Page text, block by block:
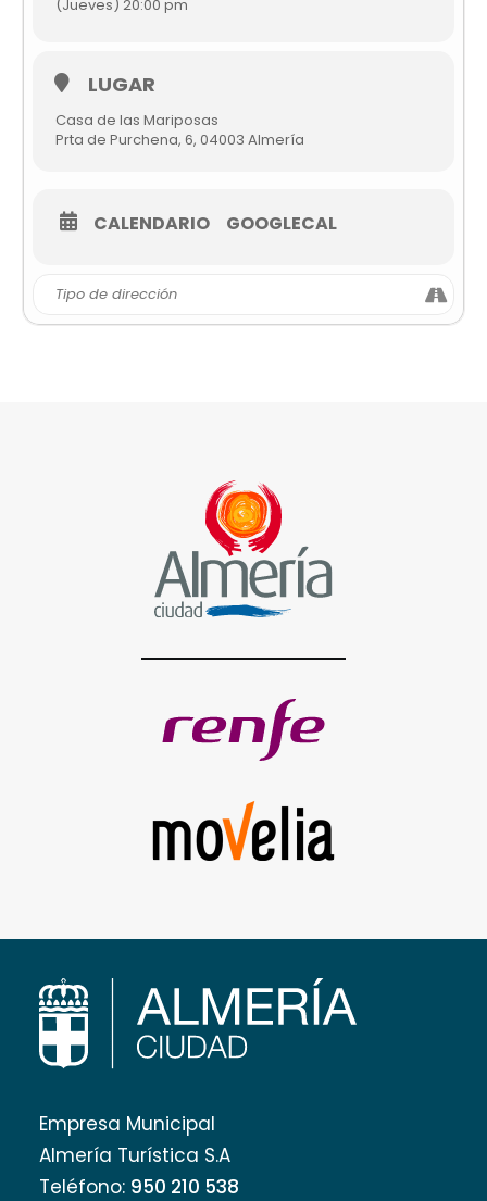
(Jueves) 20:00 pm
LUGAR
Casa de las Mariposas
Prta de Purchena, 6, 04003 Almería
CALENDARIO GOOGLECAL
Empresa Municipal
Almería Turística S.A
Teléfono: 950 210 538